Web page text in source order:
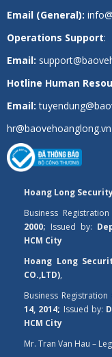
Email (General):
Operations Support:
Email:
Hotline Human
Email:
hr@baovehoanglong.vn
Hoang Long Security
Business
2000; Issued by:
HCM City
Hoang Long
CO.,LTD),
Business Registration
14, 2014; Issued by:
HCM City
Mr. Tran Van Hau –